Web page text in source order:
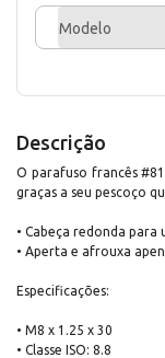
Modelo
Descrição
O parafuso francês
graças a seu pescoço
• Cabeça redonda
• Aperta e afrouxa
Especificações:
• M8 x 1.25 x 30
• Classe ISO: 8.8